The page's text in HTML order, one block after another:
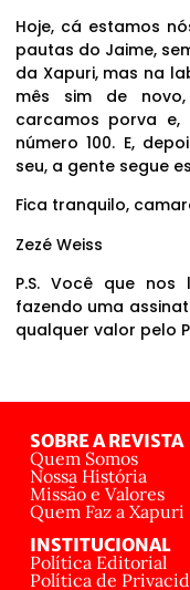
Hoje, cá estamos
pautas do Jaime,
da Xapuri, mas na
mês sim de
carcamos porva e,
número 100. E,
seu, a gente segue
Fica tranquilo,
Zezé Weiss
P.S. Você que
fazendo uma
qualquer valor pelo
SOBRE A REVISTA
Quem Somos
Nossa História
Missão e Valores
Quem Faz a Xapuri
INSTITUCIONAL
Política Editorial
Política de